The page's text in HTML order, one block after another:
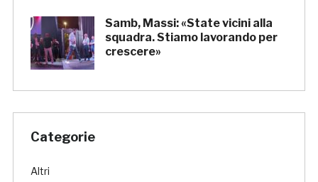
Samb, Massi: «State vicini alla
squadra. Stiamo lavorando per
crescere»
Categorie
Altri